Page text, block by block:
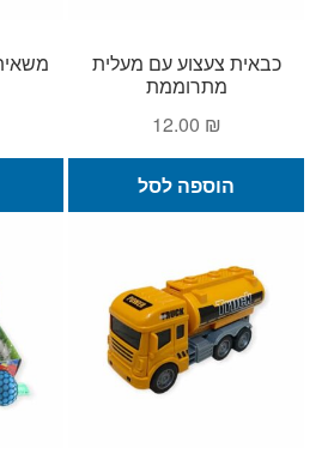
כבאית צעצוע עם מעלית
מתרוממת
12.00 ₪
הוספה לסל